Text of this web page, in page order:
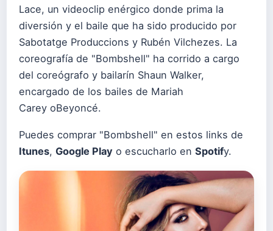
Lace, un videoclip enérgico donde prima la
diversión y el baile que ha sido producido por
Sabotatge Produccions y Rubén Vilchezes. La
coreografía de "Bombshell" ha corrido a cargo
del coreógrafo y bailarín Shaun Walker,
encargado de los bailes de Mariah
Carey oBeyoncé.
Puedes comprar "Bombshell" en estos links de
Itunes, Google Play o escucharlo en Spotify.